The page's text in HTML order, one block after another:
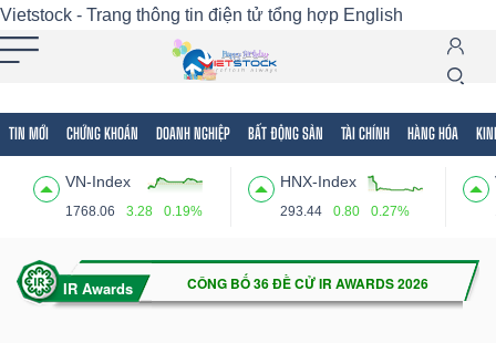
Vietstock - Trang thông tin điện tử tổng hợp English
TIN MỚI CHỨNG KHOÁN DOANH NGHIỆP BẤT ĐỘNG SẢN TÀI CHÍNH HÀNG HÓA
VN-Index
1768.06 3.28 0.19%
HNX-Index
293.44 0.80 0.27%
Tất cả Tính năng Ngành Mã chứng khoán
Tính
(-)
VIETSTOCK